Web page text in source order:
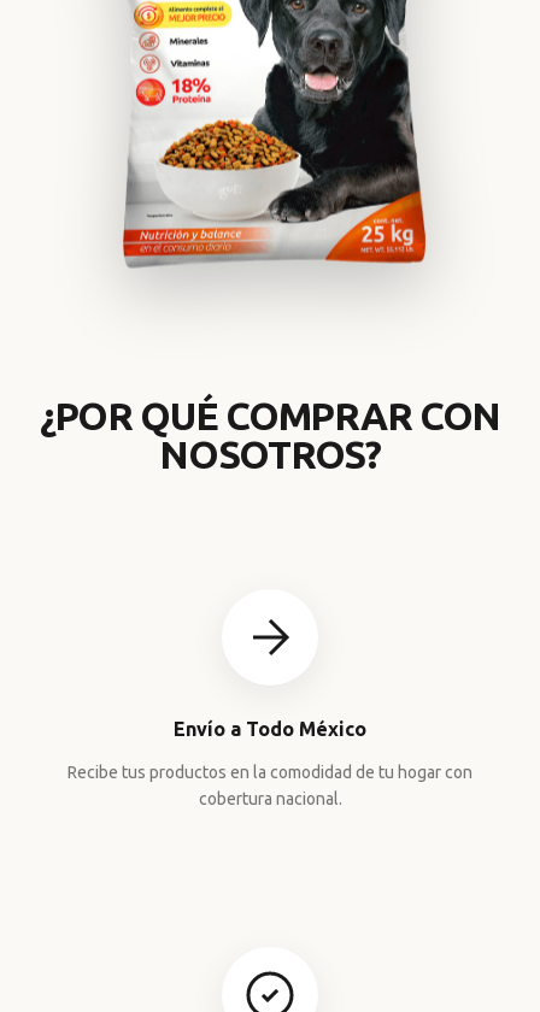
¿POR QUÉ COMPRAR CON
NOSOTROS?
Envío a Todo México
Recibe tus productos en la comodidad de tu hogar con
cobertura nacional.